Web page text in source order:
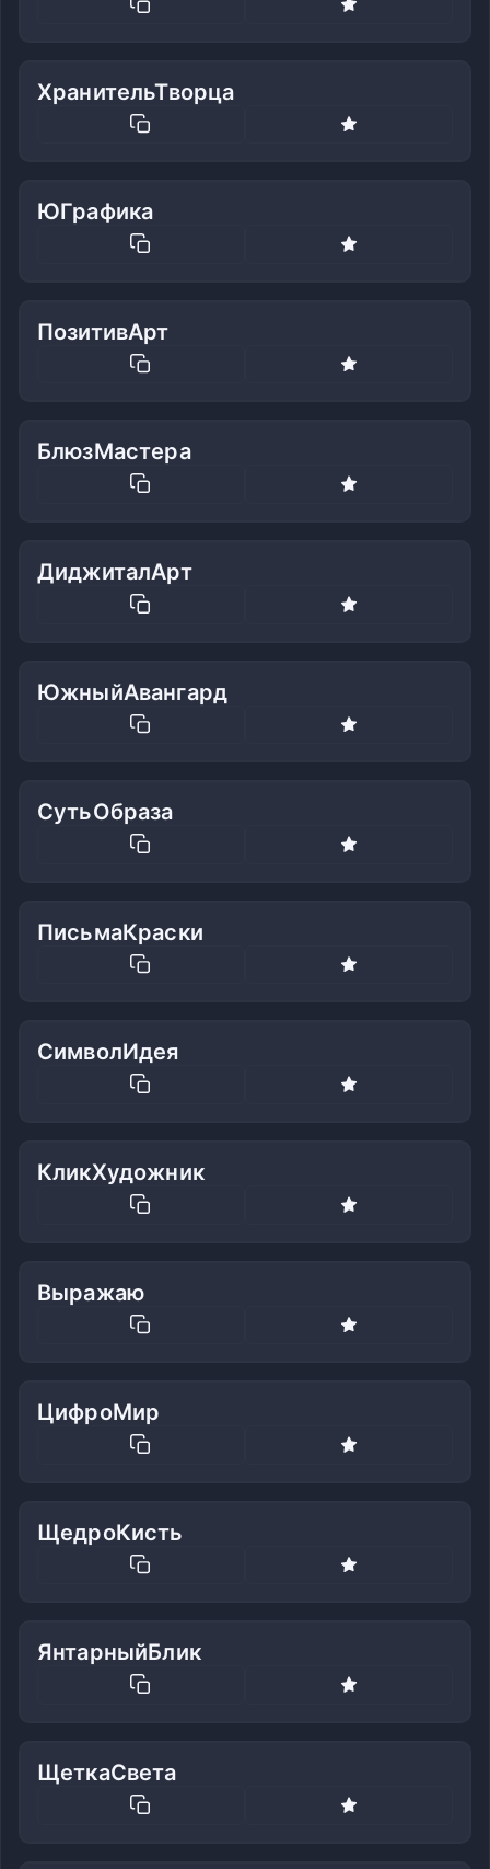
ХранительТворца
ЮГрафика
ПозитивАрт
БлюзМастера
ДиджиталАрт
ЮжныйАвангард
СутьОбраза
ПисьмаКраски
СимволИдея
КликХудожник
Выражаю
ЦифроМир
ЩедроКисть
ЯнтарныйБлик
ЩеткаСвета